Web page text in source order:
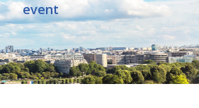
event